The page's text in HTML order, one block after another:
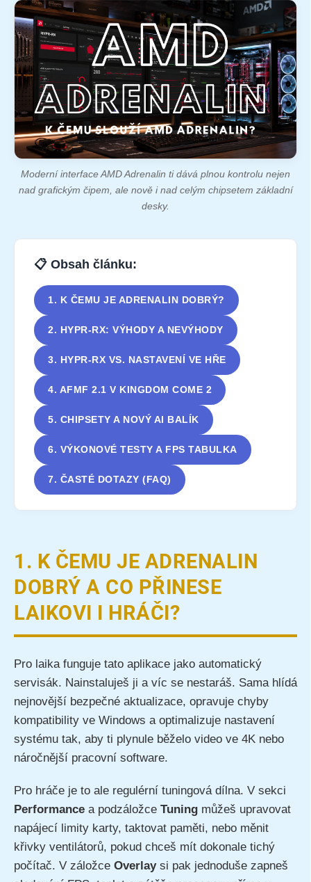
Moderní interface AMD Adrenalin ti dává plnou kontrolu nejen
nad grafickým čipem, ale nově i nad celým chipsetem základní
desky.
📋 Obsah článku:
1. K ČEMU JE ADRENALIN DOBRÝ?
2. HYPR-RX: VÝHODY A NEVÝHODY
3. HYPR-RX VS. NASTAVENÍ VE HŘE
4. AFMF 2.1 V KINGDOM COME 2
5. CHIPSETY A NOVÝ AI BALÍK
6. VÝKONOVÉ TESTY A FPS TABULKA
7. ČASTÉ DOTAZY (FAQ)
1. K ČEMU JE ADRENALIN
DOBRÝ A CO PŘINESE
LAIKOVI I HRÁČI?
Pro laika funguje tato aplikace jako automatický
servisák. Nainstaluješ ji a víc se nestaráš. Sama hlídá
nejnovější bezpečné aktualizace, opravuje chyby
kompatibility ve Windows a optimalizuje nastavení
systému tak, aby ti plynule běželo video ve 4K nebo
náročnější pracovní software.
Pro hráče je to ale regulérní tuningová dílna. V sekci
Performance a podzáložce Tuning můžeš upravovat
napájecí limity karty, taktovat paměti, nebo měnit
křivky ventilátorů, pokud chceš mít dokonale tichý
počítač. V záložce Overlaysi pak jednoduše zapneš